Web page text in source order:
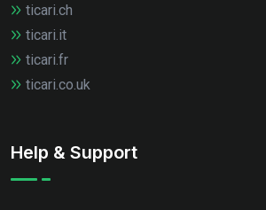
ticari.ch
ticari.it
ticari.fr
ticari.co.uk
Help & Support